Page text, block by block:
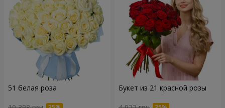
51 белая роза Букет из 21 красной розы